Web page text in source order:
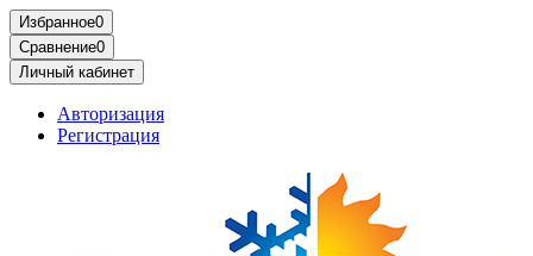
Избранное0
Сравнение0
Личный кабинет
Авторизация
Регистрация